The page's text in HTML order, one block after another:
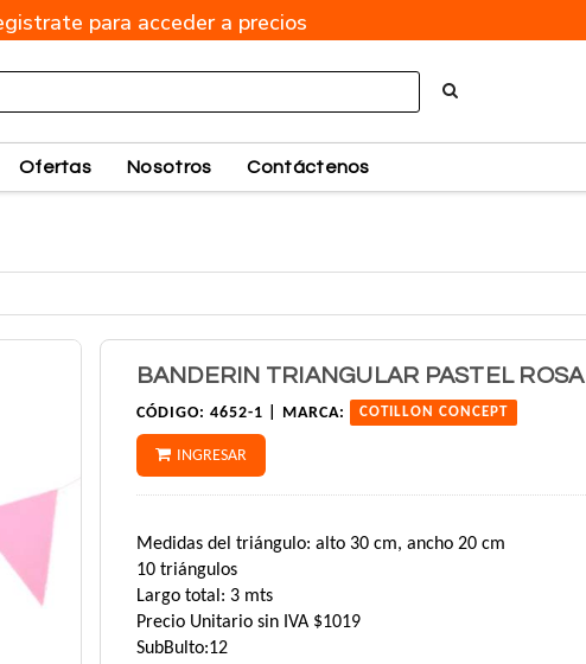
para acceder a precios
Ofertas Nosotros Contáctenos
BANDERIN TRIANGULAR PASTEL ROSA
CÓDIGO: 4652-1 | MARCA: COTILLON CONCEPT
INGRESAR
Medidas del triángulo: alto 30 cm, ancho 20 cm
10 triángulos
Largo total: 3 mts
Precio Unitario sin IVA $1019
SubBulto:12